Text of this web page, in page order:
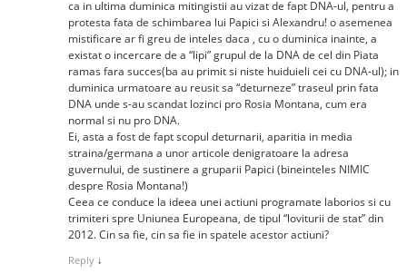
ca in ultima duminica mitingistii au vizat de fapt DNA-ul, pentru a
protesta fata de schimbarea lui Papici si Alexandru! o asemenea
mistificare ar fi greu de inteles daca , cu o duminica inainte, a
existat o incercare de a “lipi” grupul de la DNA de cel din Piata
ramas fara succes(ba au primit si niste huiduieli cei cu DNA-ul); in
duminica urmatoare au reusit sa “deturneze” traseul prin fata
DNA unde s-au scandat lozinci pro Rosia Montana, cum era
normal si nu pro DNA.
Ei, asta a fost de fapt scopul deturnarii, aparitia in media
straina/germana a unor articole denigratoare la adresa
guvernului, de sustinere a gruparii Papici (bineinteles NIMIC
despre Rosia Montana!)
Ceea ce conduce la ideea unei actiuni programate laborios si cu
trimiteri spre Uniunea Europeana, de tipul “loviturii de stat” din
2012. Cin sa fie, cin sa fie in spatele acestor actiuni?
Reply ↓